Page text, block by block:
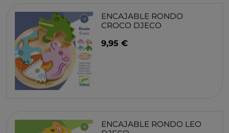
ENCAJABLE RONDO
CROCO DJECO
9,95 €
ENCAJABLE RONDO LEO